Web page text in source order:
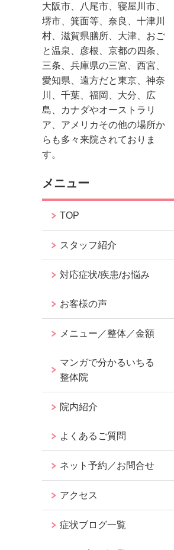
大阪市、八尾市、寝屋川市、
堺市、箕面等、奈良、十津川
村、滋賀県膳所、大津、おご
と温泉、彦根、京都の四条、
三条、兵庫県の三宮、西宮、
愛知県、遠方だと東京、神奈
川、千葉、福岡、大分、広
島、カナダやオーストラリ
ア、アメリカその他の場所か
らも多々来院されておりま
す。
メニュー
TOP
スタッフ紹介
対応症状/疾患/お悩み
お客様の声
メニュー／整体／金額
マンガで分かるいちる
整体院
院内紹介
よくあるご質問
ネット予約／お問合せ
アクセス
症状ブログ一覧